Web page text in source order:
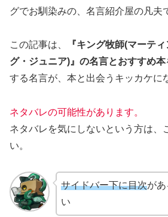
グでお馴染みの、名言紹介屋の凡夫
この記事は、
『キング牧師(マーテ
グ・ジュニア)』の名言とおすすめ本
する名言が、本と出会うキッカケに
ネタバレの可能性があります。
ネタバレを気にしないという方は、
い。
サイドバー下に目次があ
い